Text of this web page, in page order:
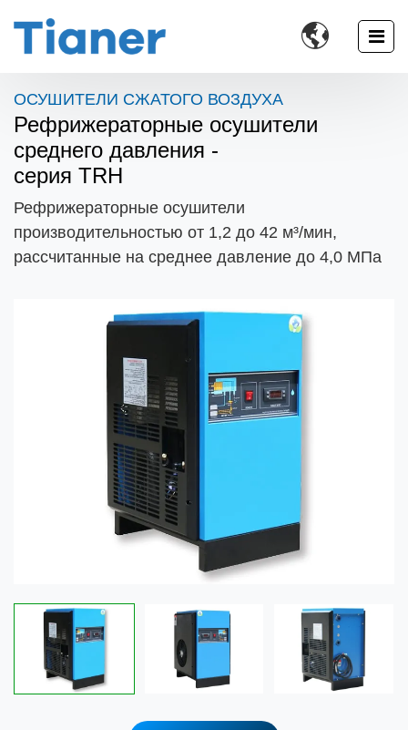

ОСУШИТЕЛИ СЖАТОГО ВОЗДУХА
Рефрижераторные осушители
среднего давления -
серия TRH
Рефрижераторные осушители
производительностью от 1,2 до 42 м³/мин,
рассчитанные на среднее давление до 4,0 МПа